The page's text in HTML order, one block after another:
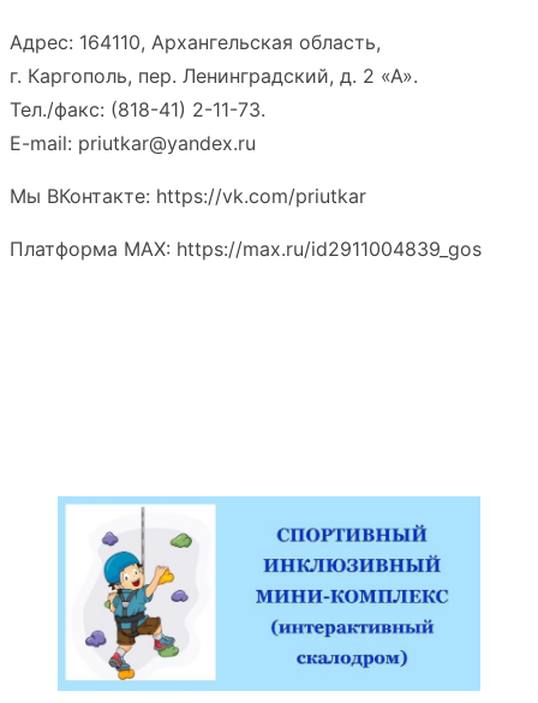
Адрес: 164110, Архангельская область,
г. Каргополь, пер. Ленинградский, д. 2 «А».
Тел./факс: (818-41) 2-11-73.
E-mail: priutkar@yandex.ru
Мы ВКонтакте: https://vk.com/priutkar
Платформа MAX: https://max.ru/id2911004839_gos